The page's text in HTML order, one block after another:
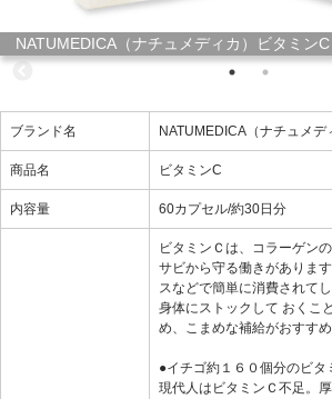
NATUMEDICA（ナチュメディカ）ビタミン
ブランド名 NATUMEDICA（ナチュメデ
商品名 ビタミンC
内容量 60カプセル/約30日分
ビタミンＣは、コラーゲン
サビから守る働きがありま
スなどで簡単に消費されて
身体にストックして おくこ
め、こまめな補給がおすすめ
●イチゴ約１６０個分のビタ
現代人はビタミンＣ不足。